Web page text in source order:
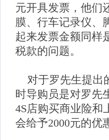
元开具发票，他们
膜、行车记录仪、
起来发票金额同样
税款的问题。
对于罗先生提出
时导购员是对罗先
4S店购买商业险和
会给予2000元的优